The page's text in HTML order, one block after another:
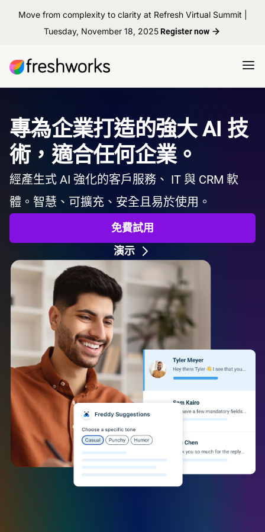
Move from complexity to clarity at Refresh Virtual Summit |
Tuesday, November 18, 2025Register now
專為企業打造的強大 AI 技
術，適合任何企業。
經產生式 AI 強化的客戶服務、 IT 與 CRM 軟
體。智慧、可擴充、安全且易於使用。
免費試用
演示